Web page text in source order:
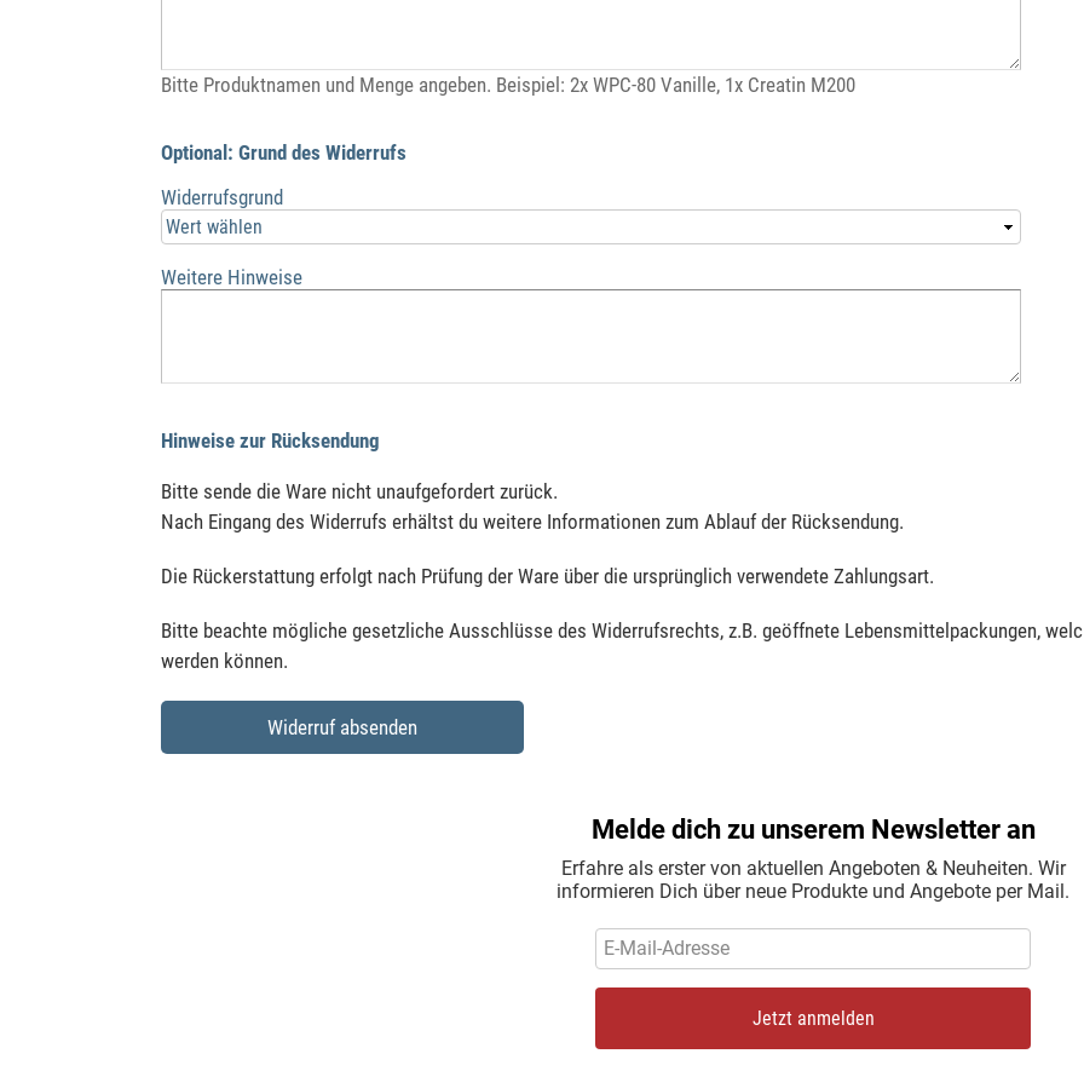
Bitte Produktnamen und Menge angeben. Beispiel: 2x WPC-80 Vanille, 1x Creatin M200
Optional: Grund des Widerrufs
Widerrufsgrund
Weitere Hinweise
Hinweise zur Rücksendung
Bitte sende die Ware nicht unaufgefordert zurück.
Nach Eingang des Widerrufs erhältst du weitere Informationen zum Ablauf der Rücksendung.
Die Rückerstattung erfolgt nach Prüfung der Ware über die ursprünglich verwendete Zahlungsart.
Bitte beachte mögliche gesetzliche Ausschlüsse des Widerrufsrechts, z.B. geöffnete Lebensmittelpackungen,
werden können.
Melde dich zu unserem Newsletter an
Erfahre als erster von aktuellen Angeboten & Neuheiten. Wir
informieren Dich über neue Produkte und Angebote per Mail.
Jetzt anmelden